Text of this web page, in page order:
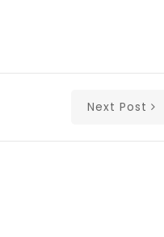
Next Post